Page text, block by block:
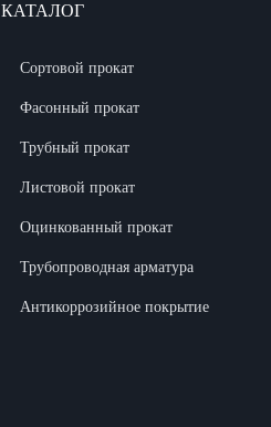
КАТАЛОГ
Сортовой прокат
Фасонный прокат
Трубный прокат
Листовой прокат
Оцинкованный прокат
Трубопроводная арматура
Антикоррозийное покрытие